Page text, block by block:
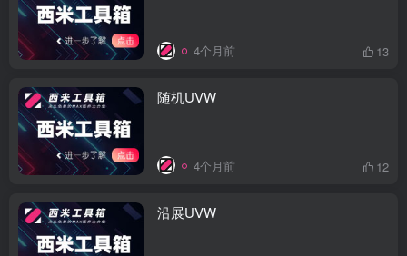
4个月前 13
随机UVW
4个月前 12
沿展UVW